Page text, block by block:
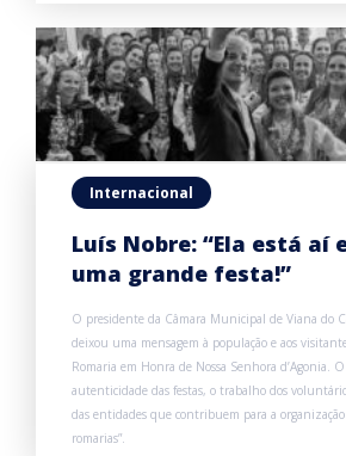
Internacional
Luís Nobre: “Ela está aí
uma grande festa!”
O presidente da Câmara Municipal de Viana do
deixou uma mensagem à população e aos
Romaria em Honra de Nossa Senhora d’Agonia.
autenticidade das festas, o trabalho dos
das entidades que contribuem para a organização
romarias”.